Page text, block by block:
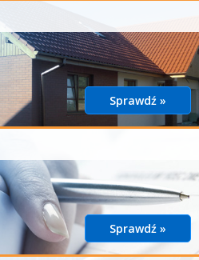
Sprawdź »
Sprawdź »